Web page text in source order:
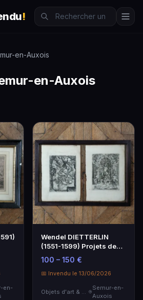
!
en-Auxois
en-Auxois
en-
Wendel DIETTERLIN
(1551-1599) Projets de
fontaine Deux eaux …
100 – 150 €
📅 Invendu le 13/06/2026
Objets d'art & Curiosités
Semur-en-
Auxois